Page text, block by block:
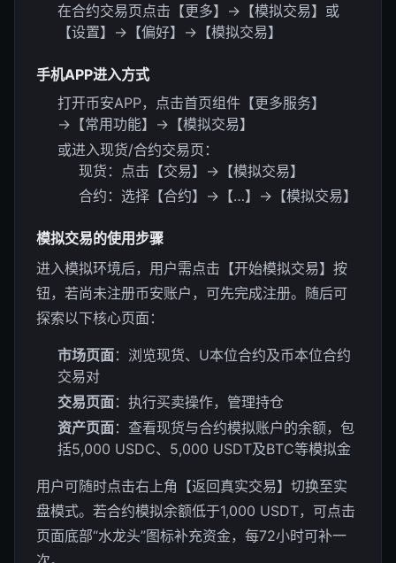
在合约交易页点击【更多】→【模拟交易】或
【设置】→【偏好】→【模拟交易】
手机APP进入方式
打开币安APP，点击首页组件【更多服务】
→【常用功能】→【模拟交易】
或进入现货/合约交易页：
现货：点击【交易】→【模拟交易】
合约：选择【合约】→【…】→【模拟交易】
模拟交易的使用步骤
进入模拟环境后，用户需点击【开始模拟交易】按
钮，若尚未注册币安账户，可先完成注册。随后可
探索以下核心页面：
市场页面：浏览现货、U本位合约及币本位合约
交易对
交易页面：执行买卖操作，管理持仓
资产页面：查看现货与合约模拟账户的余额，包
括5,000 USDC、5,000 USDT及BTC等模拟金
用户可随时点击右上角【返回真实交易】切换至实
盘模式。若合约模拟余额低于1,000 USDT，可点击
页面底部“水龙头”图标补充资金，每72小时可补一